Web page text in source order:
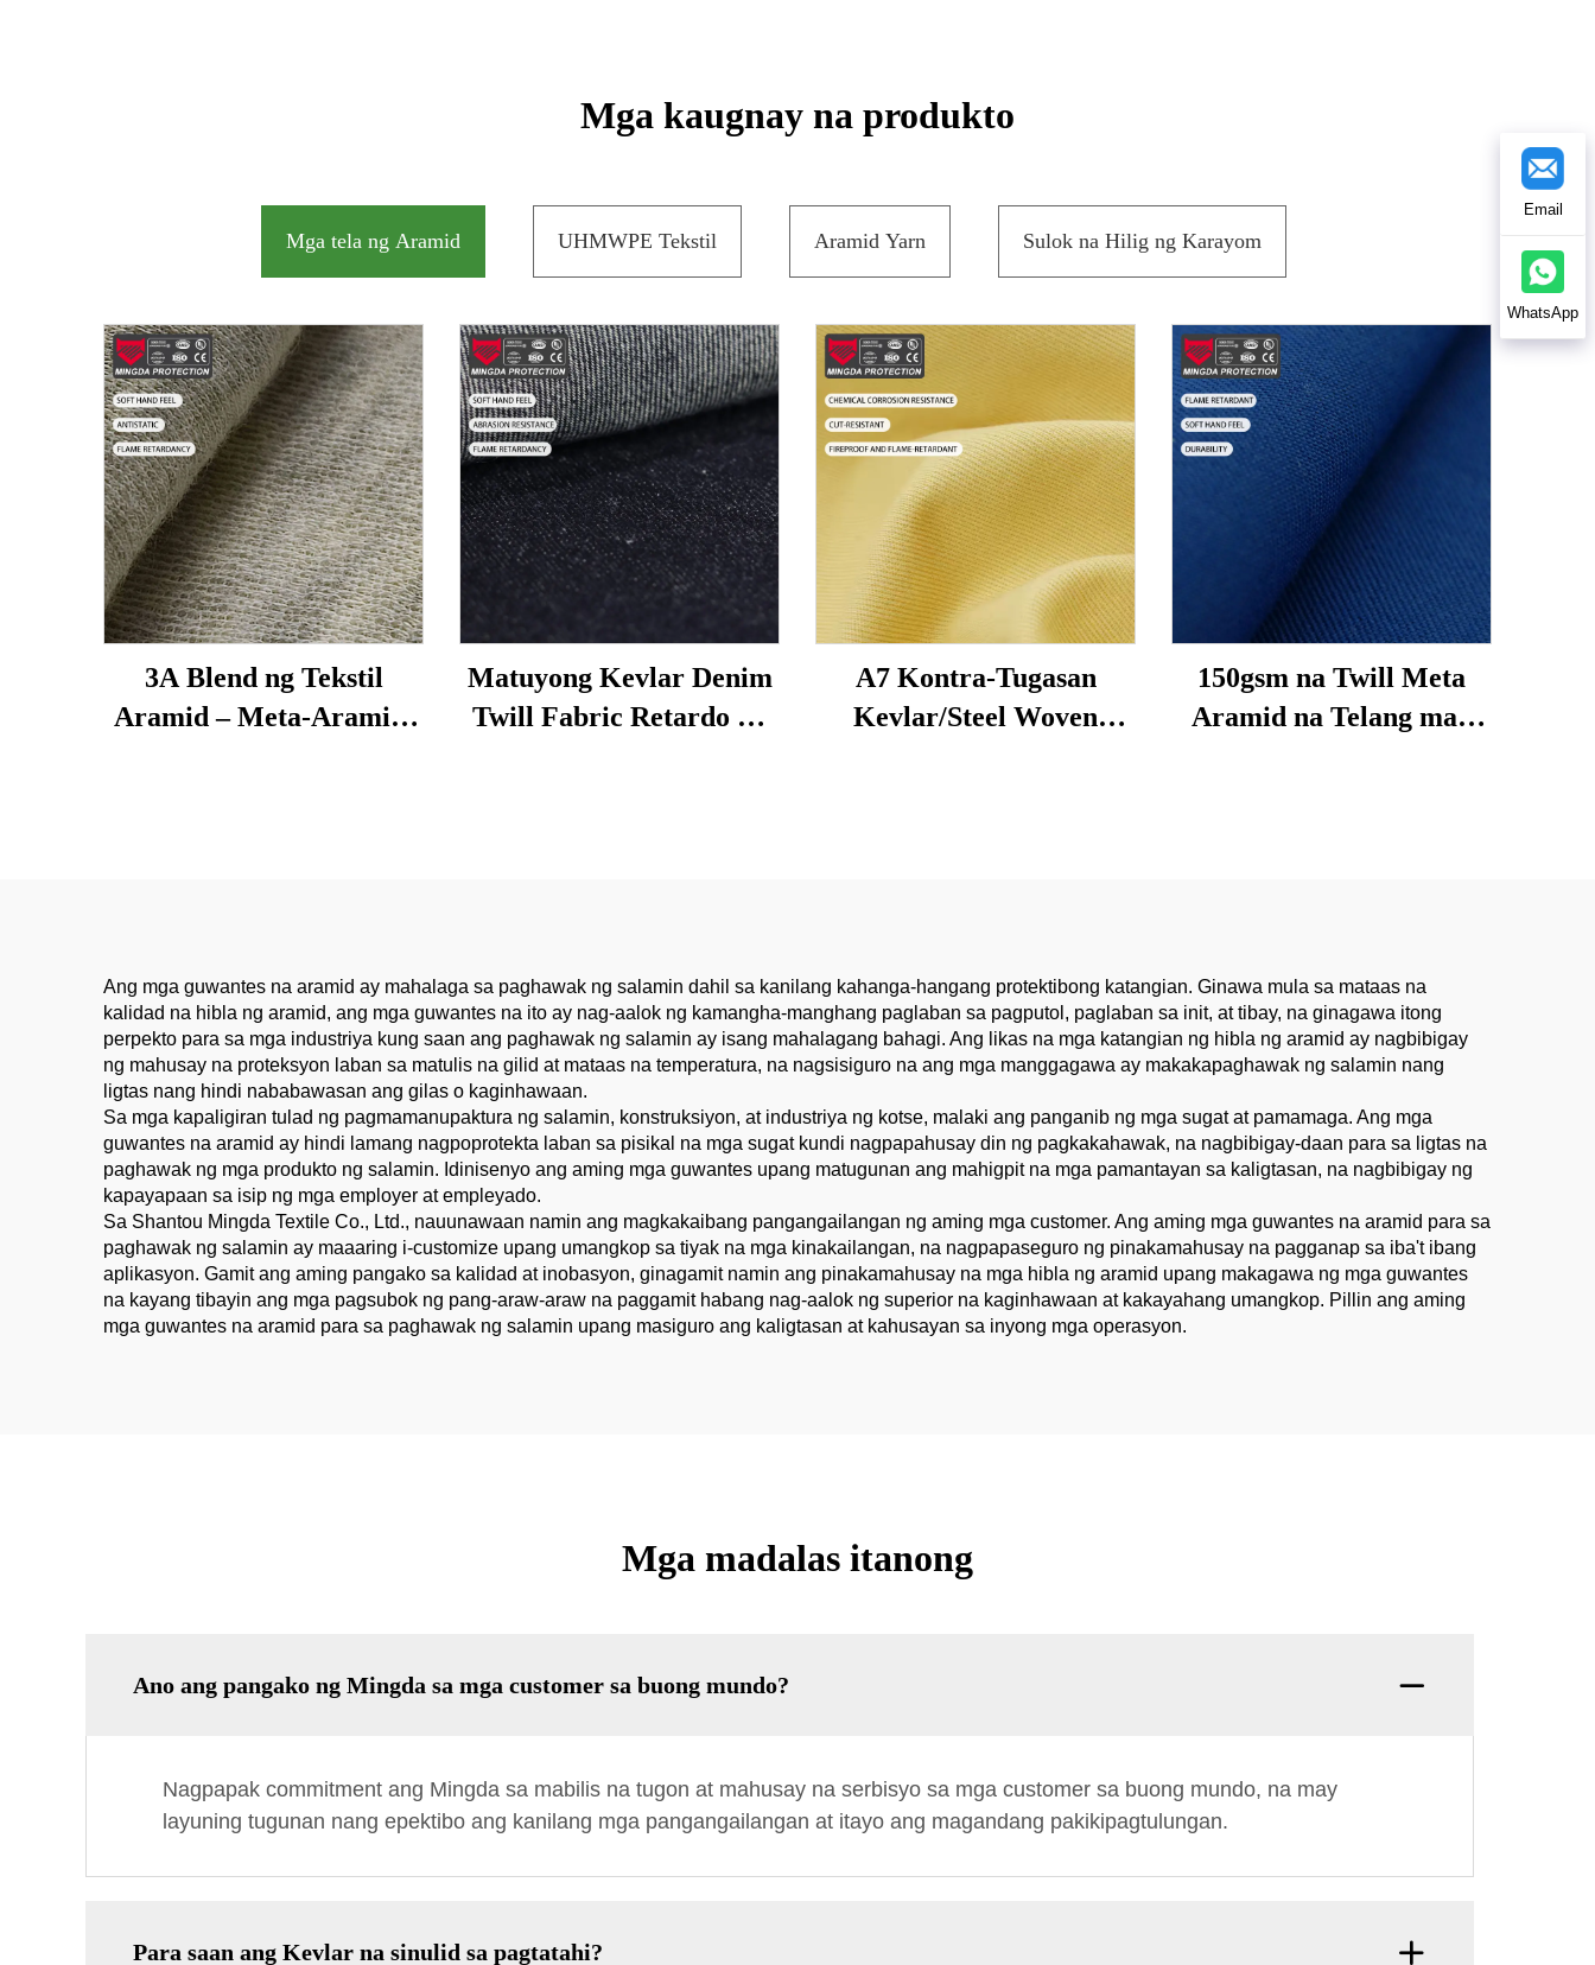
Mga kaugnay na produkto
Mga tela ng Aramid UHMWPE Tekstil Aramid Yarn Sulok na Hilig ng Karayom
3A Blend ng Tekstil
Aramid – Meta-Aramid,
Matuyong Kevlar Denim
Twill Fabric Retardo ng
A7 Kontra-Tugasan
Kevlar/Steel Woven
150gsm na Twill Meta
Aramid na Telang may
Ang mga guwantes na aramid ay mahalaga sa paghawak ng salamin dahil sa kanilang kahanga-hangang protektibong katangian. Ginawa mula sa mataas na
kalidad na hibla ng aramid, ang mga guwantes na ito ay nag-aalok ng kamangha-manghang paglaban sa pagputol, paglaban sa init, at tibay, na ginagawa itong
perpekto para sa mga industriya kung saan ang paghawak ng salamin ay isang mahalagang bahagi. Ang likas na mga katangian ng hibla ng aramid ay nagbibigay
ng mahusay na proteksyon laban sa matulis na gilid at mataas na temperatura, na nagsisiguro na ang mga manggagawa ay makakapaghawak ng salamin nang
ligtas nang hindi nababawasan ang gilas o kaginhawaan.
Sa mga kapaligiran tulad ng pagmamanupaktura ng salamin, konstruksiyon, at industriya ng kotse, malaki ang panganib ng mga sugat at pamamaga. Ang mga
guwantes na aramid ay hindi lamang nagpoprotekta laban sa pisikal na mga sugat kundi nagpapahusay din ng pagkakahawak, na nagbibigay-daan para sa ligtas na
paghawak ng mga produkto ng salamin. Idinisenyo ang aming mga guwantes upang matugunan ang mahigpit na mga pamantayan sa kaligtasan, na nagbibigay ng
kapayapaan sa isip ng mga employer at empleyado.
Sa Shantou Mingda Textile Co., Ltd., nauunawaan namin ang magkakaibang pangangailangan ng aming mga customer. Ang aming mga guwantes na aramid para sa
paghawak ng salamin ay maaaring i-customize upang umangkop sa tiyak na mga kinakailangan, na nagpapaseguro ng pinakamahusay na pagganap sa iba't ibang
aplikasyon. Gamit ang aming pangako sa kalidad at inobasyon, ginagamit namin ang pinakamahusay na mga hibla ng aramid upang makagawa ng mga guwantes
na kayang tibayin ang mga pagsubok ng pang-araw-araw na paggamit habang nag-aalok ng superior na kaginhawaan at kakayahang umangkop. Pillin ang aming
mga guwantes na aramid para sa paghawak ng salamin upang masiguro ang kaligtasan at kahusayan sa inyong mga operasyon.
Mga madalas itanong
Ano ang pangako ng Mingda sa mga customer sa buong mundo?
Nagpapak commitment ang Mingda sa mabilis na tugon at mahusay na serbisyo sa mga customer sa buong mundo, na may
layuning tugunan nang epektibo ang kanilang mga pangangailangan at itayo ang magandang pakikipagtulungan.
Para saan ang Kevlar na sinulid sa pagtatahi?
Email
WhatsApp